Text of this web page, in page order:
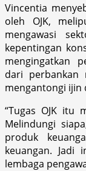
Vincentia
oleh OJK,
mengawasi
kepentingan
mengingatkan
dari perbankan
mengantongi ijin
“Tugas OJK itu
Melindungi
produk
keuangan. Jadi
lembaga